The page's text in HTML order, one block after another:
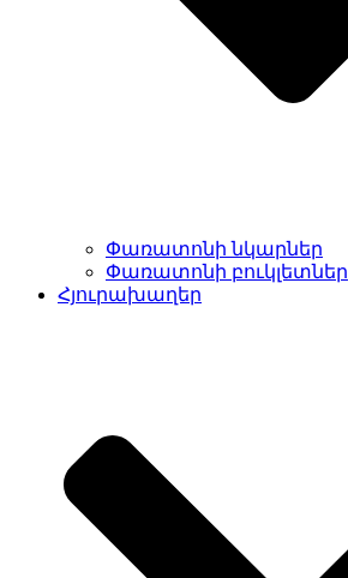
Փառատոնի նկարներ
Փառատոնի բուկլետներ
Հյուրախաղեր